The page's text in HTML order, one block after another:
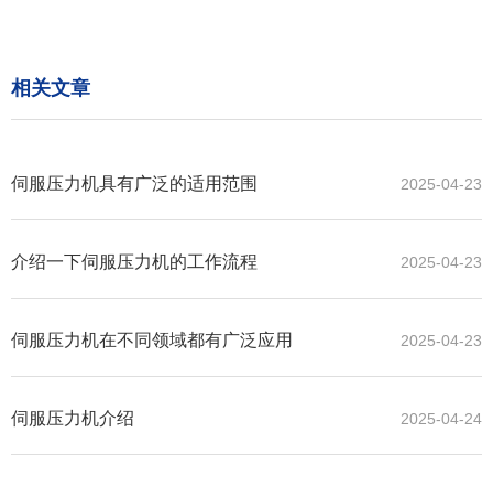
相关文章
2025-04-23
伺服压力机具有广泛的适用范围
2025-04-23
介绍一下伺服压力机的工作流程
2025-04-23
伺服压力机在不同领域都有广泛应用
2025-04-24
伺服压力机介绍